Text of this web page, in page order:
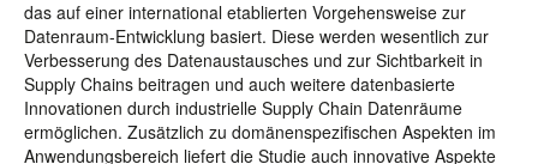
das auf einer international etablierten Vorgehensweise zur
Datenraum-Entwicklung basiert. Diese werden wesentlich zur
Verbesserung des Datenaustausches und zur Sichtbarkeit in
Supply Chains beitragen und auch weitere datenbasierte
Innovationen durch industrielle Supply Chain Datenräume
ermöglichen. Zusätzlich zu domänenspezifischen Aspekten im
Anwendungsbereich liefert die Studie auch innovative Aspekte